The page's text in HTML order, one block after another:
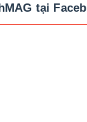
tại